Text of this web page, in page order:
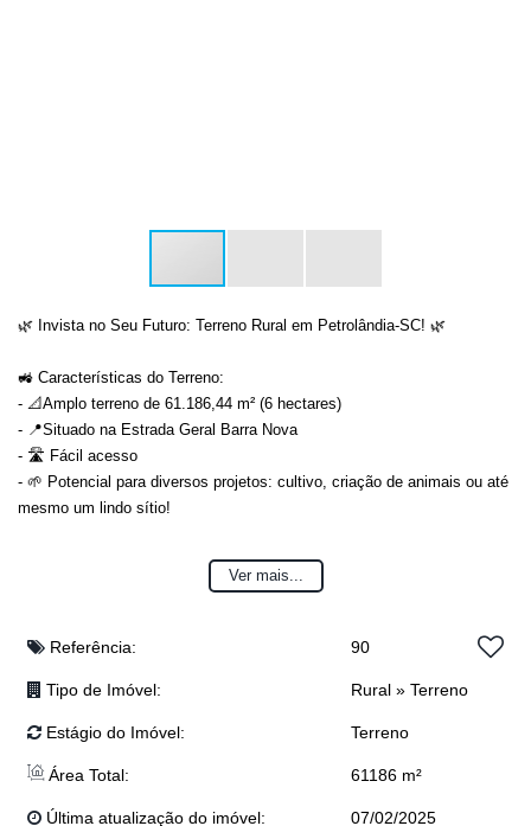
🌿 Invista no Seu Futuro: Terreno Rural em Petrolândia-SC! 🌿
🚜 Características do Terreno:
- 📐Amplo terreno de 61.186,44 m² (6 hectares)
- 📍Situado na Estrada Geral Barra Nova
- 🛣 Fácil acesso
- 🌱 Potencial para diversos projetos: cultivo, criação de animais ou até
mesmo um lindo sítio!
💰 Preço Imperdível: Apenas R$300.000,00!
campo! Entre em contato e agende uma visita!
Ver mais...
Referência: 90
Tipo de Imóvel: Rural » Terreno
Estágio do Imóvel: Terreno
Área Total: 61186 m²
Última atualização do imóvel: 07/02/2025